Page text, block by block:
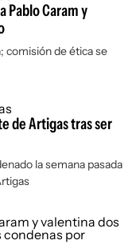
Pablo Caram y
comisión de ética se
de Artigas tras ser
la semana pasada